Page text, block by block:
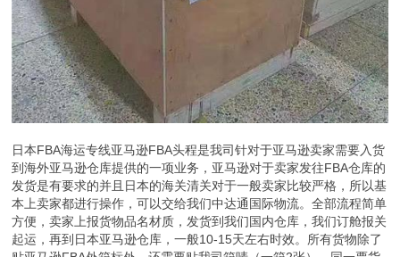
日本FBA海运专线亚马逊FBA头程是我司针对于亚马逊卖家需要入货
到海外亚马逊仓库提供的一项业务，亚马逊对于卖家发往FBA仓库的
发货是有要求的并且日本的海关清关对于一般卖家比较严格，所以基
本上卖家都进行操作，可以交给我们中达通国际物流。全部流程简单
方便，卖家上报货物品名材质，发货到我们国内仓库，我们订舱报关
起运，再到日本亚马逊仓库，一般10-15天左右时效。所有货物除了